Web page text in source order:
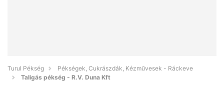
Turul Pékség
Pékségek, Cukrászdák, Kézművesek - Ráckeve
Taligás pékség - R.V. Duna Kft